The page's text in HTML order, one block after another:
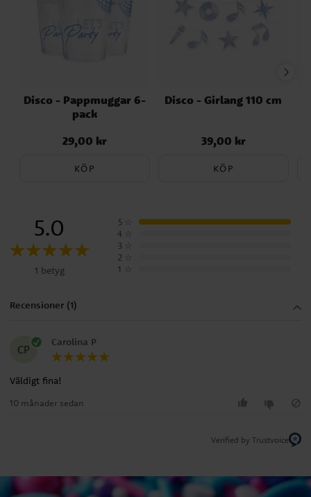
Disco - Pappmuggar 6-
pack
Pris:29,00 kr
29,00 kr
KÖP
Disco - Girlang 110 cm
Pris:39,00 kr
39,00 kr
KÖP
5.0
1 betyg
5
4
3
2
1
Recensioner (1)
CP
Carolina P
Väldigt fina!
10 månader sedan
Verified by Trustvoice